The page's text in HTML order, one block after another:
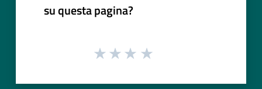
su questa pagina?